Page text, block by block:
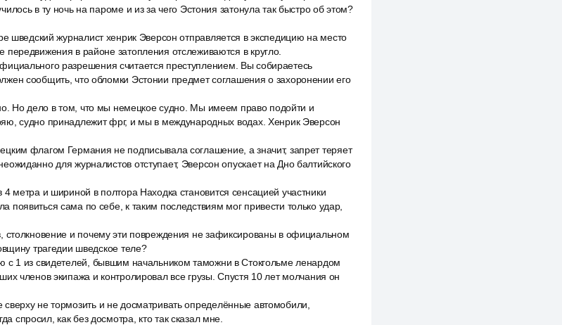
в ту ночь на пароме и из за чего Эстония затонула так быстро об этом?
шведский журналист хенрик Эверсон отправляется в экспедицию на место
передвижения в районе затопления отслеживаются в кругло.
разрешения считается преступлением. Вы собираетесь
сообщить, что обломки Эстонии предмет соглашения о захоронении его
Но дело в том, что мы немецкое судно. Мы имеем право подойти и
судно принадлежит фрг, и мы в международных водах. Хенрик Эверсон
флагом Германия не подписывала соглашение, а значит, запрет теряет
для журналистов отступает, Эверсон опускает на Дно балтийского
метра и шириной в полтора Находка становится сенсацией участники
появиться сама по себе, к таким последствиям мог привести только удар,
столкновение и почему эти повреждения не зафиксированы в официальном
трагедии шведское теле?
с 1 из свидетелей, бывшим начальником таможни в Стокгольме ленардом
членов экипажа и контролировал все грузы. Спустя 10 лет молчания он
не тормозить и не досматривать определённые автомобили,
спросил, как без досмотра, кто так сказал мне.